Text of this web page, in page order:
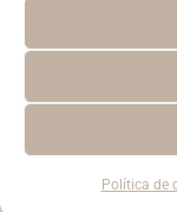
Política de
Copyright © Clínicas Oroa